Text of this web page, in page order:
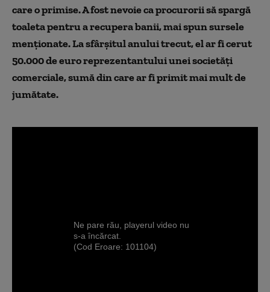
care o primise. A fost nevoie ca procurorii să spargă
toaleta pentru a recupera banii, mai spun sursele
menționate. La sfârșitul anului trecut, el ar fi cerut
50.000 de euro reprezentantului unei societăţi
comerciale, sumă din care ar fi primit mai mult de
jumătate.
Ne pare rău, playerul video nu
s-a încărcat.
(Cod Eroare: 101104)